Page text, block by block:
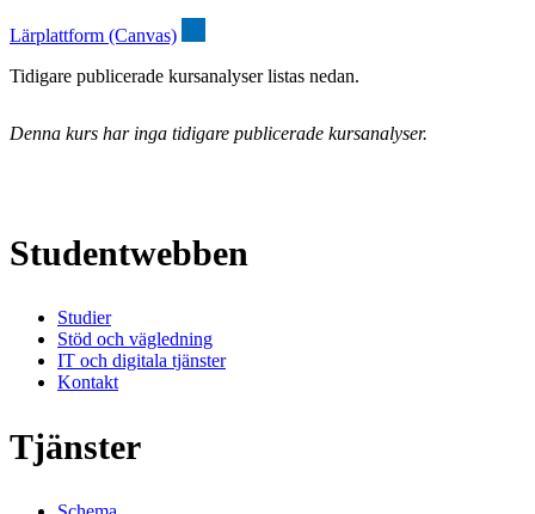
Lärplattform (Canvas)
Tidigare publicerade kursanalyser listas nedan.
Denna kurs har inga tidigare publicerade kursanalyser.
Studentwebben
Studier
Stöd och vägledning
IT och digitala tjänster
Kontakt
Tjänster